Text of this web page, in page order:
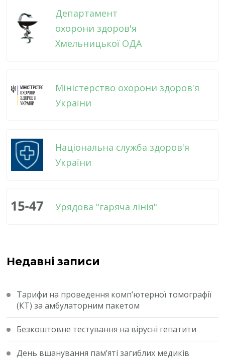
Департамент
охорони здоров'я
Хмельницької ОДА
Міністерство охорони здоров'я
України
Національна служба здоров'я
України
Урядова "гаряча лінія"
Недавні записи
Тарифи на проведення комп’ютерної томографії
(КТ) за амбулаторним пакетом
Безкоштовне тестування на вірусні гепатити
День вшанування пам’яті загиблих медиків